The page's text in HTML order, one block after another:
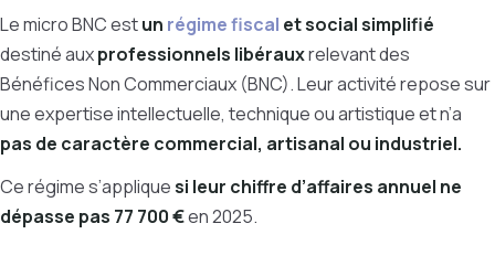
Le micro BNC estun régime fiscal et social simplifié
destiné auxprofessionnels libérauxrelevant des
Bénéfices Non Commerciaux (BNC). Leur activité repose sur
une expertise intellectuelle, technique ou artistique et n’a
pas de caractère commercial, artisanal ou industriel.
Ce régime s’appliquesi leur chiffre d’affaires annuel ne
dépasse pas 77 700 €en 2025.